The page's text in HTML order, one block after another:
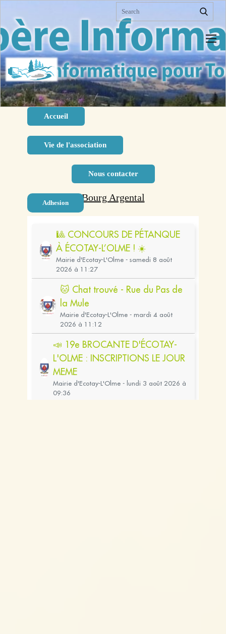
Accueil
Vie de l'association
Nous contacter
Adhesion
consectetur adipiscing elit nullam nunc justo sagittis
suscipit ultrices.
Bourg Argental